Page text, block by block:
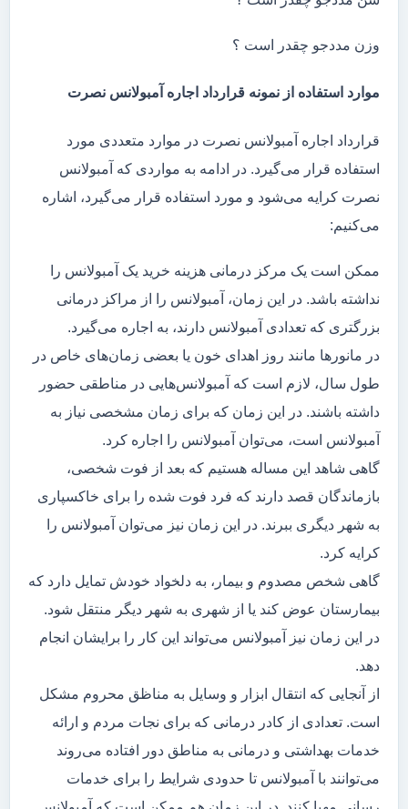
وزن مددجو چقدر است ؟
موارد استفاده از نمونه قرارداد اجاره آمبولانس نصرت
قرارداد اجاره آمبولانس نصرت در موارد متعددی مورد
استفاده قرار می‌گیرد. در ادامه به مواردی که آمبولانس
نصرت کرایه می‌شود و مورد استفاده قرار می‌گیرد، اشاره
می‌کنیم:
ممکن است یک مرکز درمانی هزینه خرید یک آمبولانس را
نداشته باشد. در این زمان، آمبولانس را از مراکز درمانی
بزرگتری که تعدادی آمبولانس دارند، به اجاره می‌گیرد.
در مانور‌ها مانند روز اهدای خون یا بعضی زمان‌های خاص در
طول سال، لازم است که آمبولانس‌هایی در مناطقی حضور
داشته باشند. در این زمان که برای زمان مشخصی نیاز به
آمبولانس است، می‌توان آمبولانس را اجاره کرد.
گاهی شاهد این مساله هستیم که بعد از فوت شخصی،
بازماندگان قصد دارند که فرد فوت شده را برای خاکسپاری
به شهر دیگری ببرند. در این زمان نیز می‌توان آمبولانس را
کرایه کرد.
گاهی شخص مصدوم و بیمار، به دلخواد خودش تمایل دارد که
بیمارستان عوض کند یا از شهری به شهر دیگر منتقل شود.
در این زمان نیز آمبولانس می‌تواند این کار را برایشان انجام
دهد.
از آنجایی که انتقال ابزار و وسایل به مناظق محروم مشکل
است. تعدادی از کادر درمانی که برای نجات مردم و ارائه
خدمات بهداشتی و درمانی به مناطق دور افتاده می‌روند
می‌توانند با آمبولانس تا حدودی شرایط را برای خدمات